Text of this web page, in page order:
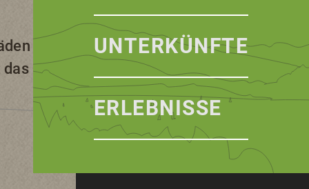
UNTERKÜNFTE
ERLEBNISSE
Blaichachs alles,
das Gunzesrieder